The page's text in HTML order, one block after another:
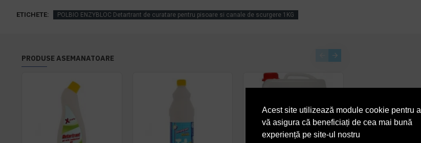
Acest site utilizează module cookie pentru a
vă asigura că beneficiați de cea mai bună
experiență pe site-ul nostru
ETICHETE: POLBIO ENZYBLOC Detartrant de curatare pentru pisoare si canale de scurgere 1KG
PRODUSE ASEMANATOARE